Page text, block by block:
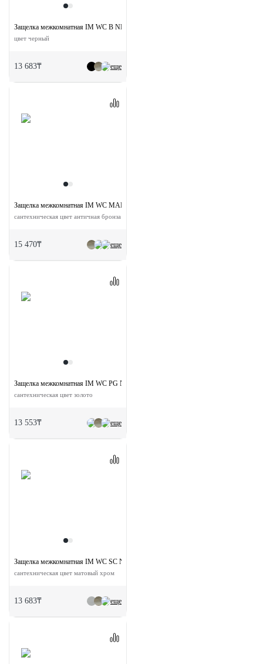
еще
Защелка межкомнатная IM WC B NP магнитная сантехническая
цвет черный
13 683₸
еще
Защелка межкомнатная IM WC MAB NP магнитная
сантехническая цвет античная бронза
15 470₸
еще
Защелка межкомнатная IM WC PG NP магнитная
сантехническая цвет золото
13 553₸
еще
Защелка межкомнатная IM WC SC NP магнитная
сантехническая цвет матовый хром
13 683₸